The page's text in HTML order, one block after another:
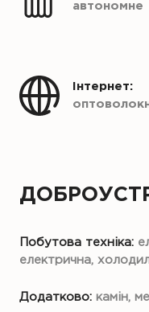
автономне
Інтернет:
Побутова техніка:
електрична,
Додатково: камін,